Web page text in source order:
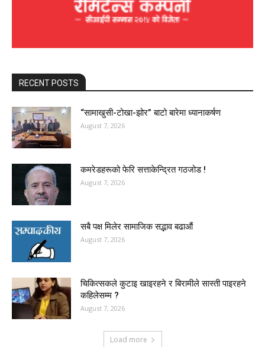
RECENT POSTS
“सामाखुसी-टोखा-झोर” बाटो बारेमा ध्यानाकर्षण
August 7, 2026
कमरेडहरूको फेरि सत्ताकेन्द्रित गठजोड !
August 7, 2026
सबै पक्ष मिलेर सामाजिक सद्भाव बढाऔं
August 7, 2026
चिकित्सकले कुटाइ खाइरहने र बिरामीले सास्ती पाइरहने
कहिलेसम्म ?
August 7, 2026
Load more